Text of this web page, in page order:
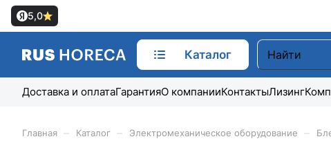
5,0
Каталог
Доставка и оплатаГарантияО компанииКонтактыЛизинг
Главная Каталог Электромеханическое оборудование